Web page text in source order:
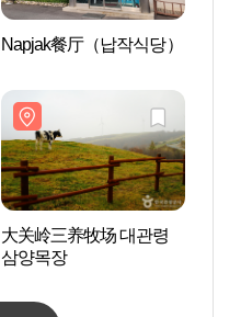
Napjak餐厅（납작식당）
大关岭三养牧场 대관령
삼양목장